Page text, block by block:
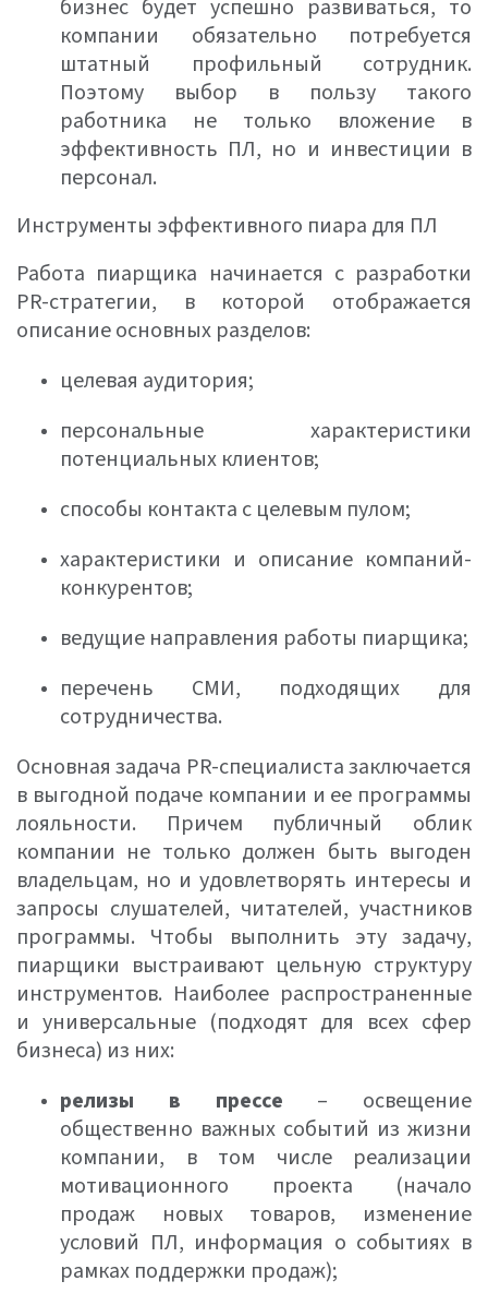
бизнес будет успешно развиваться, то
компании обязательно потребуется
штатный профильный сотрудник.
Поэтому выбор в пользу такого
работника не только вложение в
эффективность ПЛ, но и инвестиции в
персонал.
Инструменты эффективного пиара для ПЛ
Работа пиарщика начинается с разработки
PR-стратегии, в которой отображается
описание основных разделов:
целевая аудитория;
персональные характеристики
потенциальных клиентов;
способы контакта с целевым пулом;
характеристики и описание компаний-
конкурентов;
ведущие направления работы пиарщика;
перечень СМИ, подходящих для
сотрудничества.
Основная задача PR-специалиста заключается
в выгодной подаче компании и ее программы
лояльности. Причем публичный облик
компании не только должен быть выгоден
владельцам, но и удовлетворять интересы и
запросы слушателей, читателей, участников
программы. Чтобы выполнить эту задачу,
пиарщики выстраивают цельную структуру
инструментов. Наиболее распространенные
и универсальные (подходят для всех сфер
бизнеса) из них:
релизы в прессе – освещение
общественно важных событий из жизни
компании, в том числе реализации
мотивационного проекта (начало
продаж новых товаров, изменение
условий ПЛ, информация о событиях в
рамках поддержки продаж);